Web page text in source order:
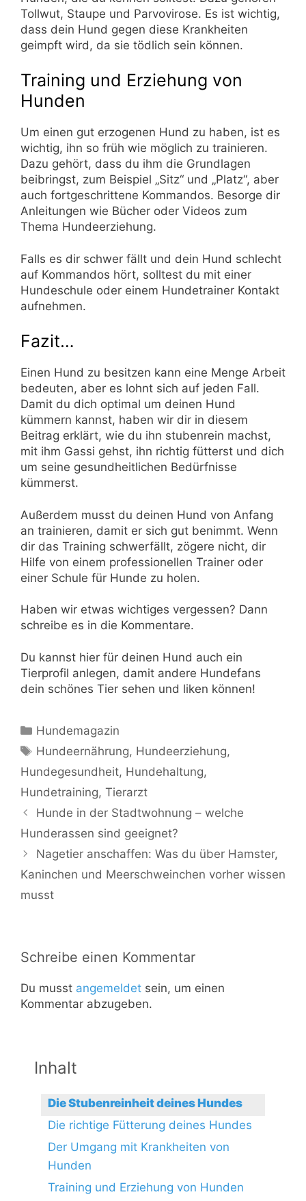
Tollwut, Staupe und Parvovirose. Es ist wichtig,
dass dein Hund gegen diese Krankheiten
geimpft wird, da sie tödlich sein können.
Training und Erziehung von
Hunden
Um einen gut erzogenen Hund zu haben, ist es
wichtig, ihn so früh wie möglich zu trainieren.
Dazu gehört, dass du ihm die Grundlagen
beibringst, zum Beispiel „Sitz“ und „Platz“, aber
auch fortgeschrittene Kommandos. Besorge dir
Anleitungen wie Bücher oder Videos zum
Thema Hundeerziehung.
Falls es dir schwer fällt und dein Hund schlecht
auf Kommandos hört, solltest du mit einer
Hundeschule oder einem Hundetrainer Kontakt
aufnehmen.
Fazit…
Einen Hund zu besitzen kann eine Menge Arbeit
bedeuten, aber es lohnt sich auf jeden Fall.
Damit du dich optimal um deinen Hund
kümmern kannst, haben wir dir in diesem
Beitrag erklärt, wie du ihn stubenrein machst,
mit ihm Gassi gehst, ihn richtig fütterst und dich
um seine gesundheitlichen Bedürfnisse
kümmerst.
Außerdem musst du deinen Hund von Anfang
an trainieren, damit er sich gut benimmt. Wenn
dir das Training schwerfällt, zögere nicht, dir
Hilfe von einem professionellen Trainer oder
einer Schule für Hunde zu holen.
Haben wir etwas wichtiges vergessen? Dann
schreibe es in die Kommentare.
Du kannst hier für deinen Hund auch ein
Tierprofil anlegen, damit andere Hundefans
dein schönes Tier sehen und liken können!
Kategorien
Hundemagazin
Schlagwörter
Hundeernährung, Hundeerziehung,
Hundegesundheit, Hundehaltung,
Hundetraining, Tierarzt
Hunde in der Stadtwohnung – welche
Hunderassen sind geeignet?
Nagetier anschaffen: Was du über Hamster,
Kaninchen und Meerschweinchen vorher wissen
musst
Schreibe einen Kommentar
Du musst angemeldet sein, um einen
Kommentar abzugeben.
Inhalt
Die Stubenreinheit deines Hundes
Die richtige Fütterung deines Hundes
Der Umgang mit Krankheiten von
Hunden
Training und Erziehung von Hunden